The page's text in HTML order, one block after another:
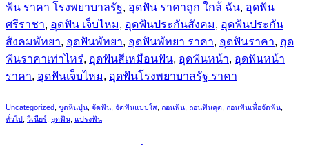
ฟัน ราคา โรงพยาบาลรัฐ, อุดฟัน ราคาถูก ใกล้ ฉัน, อุดฟัน
ศรีราชา, อุดฟัน เจ็บไหม, อุดฟันประกันสังคม, อุดฟันประกัน
สังคมพัทยา, อุดฟันพัทยา, อุดฟันพัทยา ราคา, อุดฟันราคา, อุด
ฟันราคาเท่าไหร่, อุดฟันสีเหมือนฟัน, อุดฟันหน้า, อุดฟันหน้า
ราคา, อุดฟันเจ็บไหม, อุดฟันโรงพยาบาลรัฐ ราคา
Uncategorized ขูดหินปูน จัดฟัน จัดฟันแบบใส ถอนฟัน ถอนฟันคุด ถอนฟันเพื่อจัดฟัน
ทั่วไป วีเนียร์ อุดฟัน แปรงฟัน